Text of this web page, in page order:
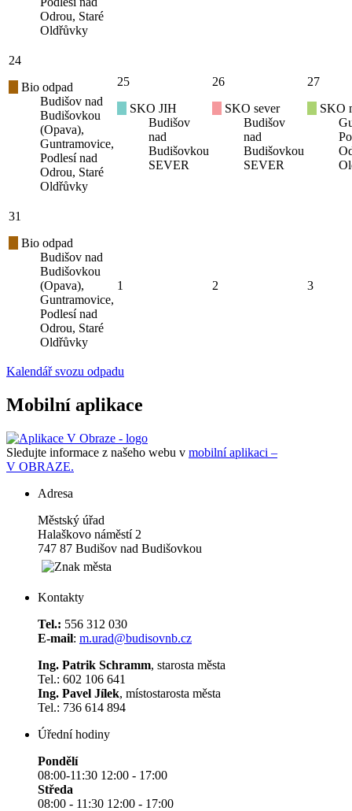
Odrou, Staré
Oldřůvky
24
Bio odpad
Budišov nad
Budišovkou
(Opava),
Guntramovice,
Podlesí nad
Odrou, Staré
Oldřůvky
25
SKO JIH
Budišov
nad
Budišovkou
SEVER
26
SKO sever
Budišov
nad
Budišovkou
SEVER
27
SKO
31
Bio odpad
Budišov nad
Budišovkou
(Opava),
Guntramovice,
Podlesí nad
Odrou, Staré
Oldřůvky
1 2 3
Kalendář svozu odpadu
Mobilní aplikace
Sledujte informace z našeho webu v mobilní aplikaci –
V OBRAZE.
Adresa
Městský úřad
Halaškovo náměstí 2
747 87 Budišov nad Budišovkou
Kontakty
Tel.: 556 312 030
E-mail: m.urad@budisovnb.cz
Ing. Patrik Schramm, starosta města
Tel.: 602 106 641
Ing. Pavel Jílek, místostarosta města
Tel.: 736 614 894
Úřední hodiny
Pondělí
08:00-11:30 12:00 - 17:00
Středa
08:00 - 11:30 12:00 - 17:00